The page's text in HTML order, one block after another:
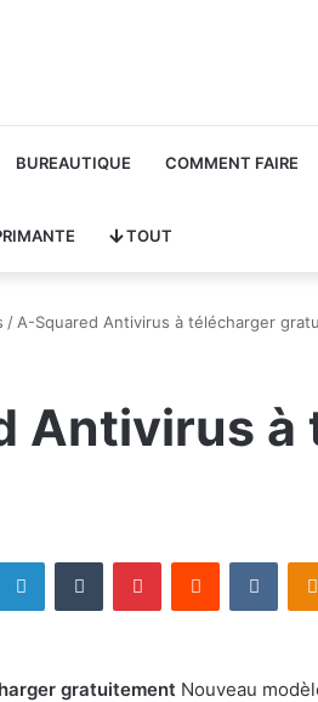
BUREAUTIQUE COMMENT FAIRE
TOUT
/ A-Squared Antivirus à télécharger
Antivirus
LinkedinTumblr PinterestReddit
gratuitement Nouveau